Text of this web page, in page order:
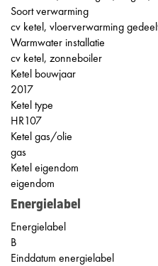
Soort verwarming
cv ketel, vloerverwarming
Warmwater installatie
cv ketel, zonneboiler
Ketel bouwjaar
2017
Ketel type
HR107
Ketel gas/olie
gas
Ketel eigendom
eigendom
Energielabel
Energielabel
B
Einddatum energielabel